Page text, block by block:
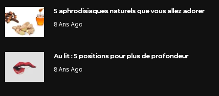
5 aphrodisiaques naturels que vous allez adorer
8 Ans Ago
Au lit : 5 positions pour plus de profondeur
8 Ans Ago